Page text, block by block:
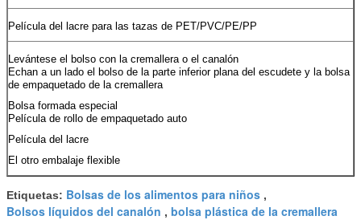
Película del lacre para las tazas de PET/PVC/PE/PP
Levántese el bolso con la cremallera o el canalón
Echan a un lado el bolso de la parte inferior plana del escudete y la bolsa
de empaquetado de la cremallera
Bolsa formada especial
Película de rollo de empaquetado auto
Película del lacre
El otro embalaje flexible
Etiquetas: Bolsas de los alimentos para niños ,
Bolsos líquidos del canalón , bolsa plástica de la cremallera